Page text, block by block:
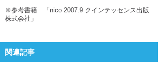
※参考書籍 「nico 2007.9 クインテッセンス出版
株式会社」
関連記事